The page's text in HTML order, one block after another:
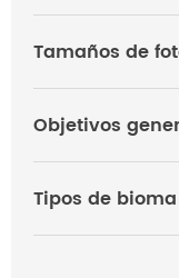
Tamaños de
Objetivos
Tipos de bioma